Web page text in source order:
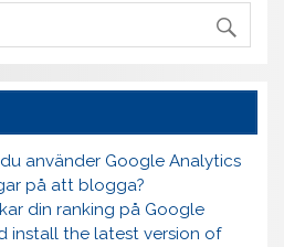
använder Google Analytics
på att blogga?
din ranking på Google
install the latest version of